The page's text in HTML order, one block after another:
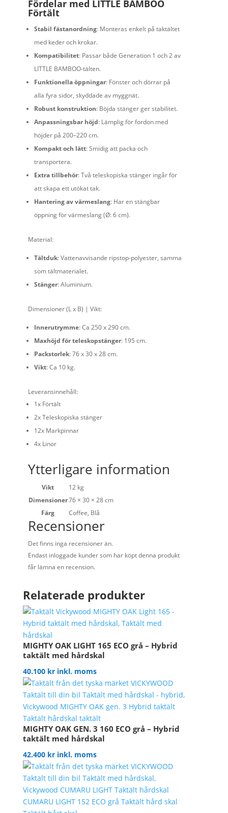
Fördelar med LITTLE BAMBOO
Förtält
Stabil fästanordning: Monteras enkelt på taktältet
med keder och krokar.
Kompatibilitet: Passar både Generation 1 och 2 av
LITTLE BAMBOO-tälten.
Funktionella öppningar: Fönster och dörrar på
alla fyra sidor, skyddade av myggnät.
Robust konstruktion: Böjda stänger ger stabilitet.
Anpassningsbar höjd: Lämplig för fordon med
höjder på 200–220 cm.
Kompakt och lätt: Smidig att packa och
transportera.
Extra tillbehör: Två teleskopiska stänger ingår för
att skapa ett utökat tak.
Hantering av värmeslang: Har en stängbar
öppning för värmeslang (Ø: 6 cm).
Material:
Tältduk: Vattenavvisande ripstop-polyester, samma
som tältmaterialet.
Stänger: Aluminium.
Dimensioner (L x B) | Vikt:
Innerutrymme: Ca 250 x 290 cm.
Maxhöjd för teleskopstänger: 195 cm.
Packstorlek: 76 x 30 x 28 cm.
Vikt: Ca 10 kg.
Leveransinnehåll:
1x Förtält
2x Teleskopiska stänger
12x Markpinnar
4x Linor
Ytterligare information
Vikt
12 kg
Dimensioner76 × 30 × 28 cm
Färg
Coffee, Blå
Recensioner
Det finns inga recensioner än.
Endast inloggade kunder som har köpt denna produkt
får lämna en recension.
Relaterade produkter
MIGHTY OAK LIGHT 165 ECO grå – Hybrid
taktält med hårdskal
40.100 kr inkl. moms
MIGHTY OAK GEN. 3 160 ECO grå – Hybrid
taktält med hårdskal
42.400 kr inkl. moms